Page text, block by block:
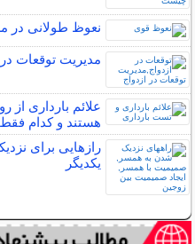
نعوظ طولانی در مردان
مدیریت توقعات
علائم بارداری از
هستند و کدام فقط
رازهایی برای
یکدیگر